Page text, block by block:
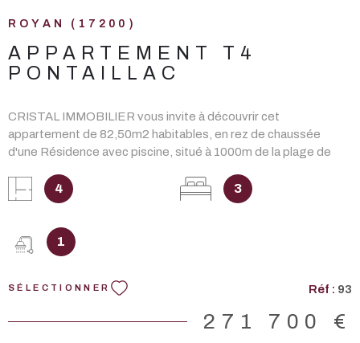
ROYAN (17200)
APPARTEMENT T4
PONTAILLAC
CRISTAL IMMOBILIER vous invite à découvrir cet
appartement de 82,50m2 habitables, en rez de chaussée
d'une Résidence avec piscine, situé à 1000m de la plage de
entrée dans la pièce de vie avec cuisine aménagée et équipée
ouverte, une salle d'eau, wc indépendant, 3 chambres. Petit
cave complètent ce bien. DONT honoraires 4,5 % à la charge
de l'ACQUÉREUR. Les informations sur les risques auxquels
www.georisques.gouv.fr.
4 3
1
SÉLECTIONNER Réf : 93
271 700 €